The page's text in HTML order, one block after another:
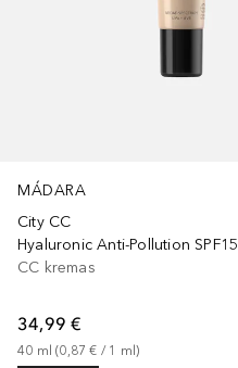
MÁDARA
City CC
Hyaluronic Anti-Pollution SPF15
CC kremas
34,99 €
40 ml (0,87 € / 1 ml)